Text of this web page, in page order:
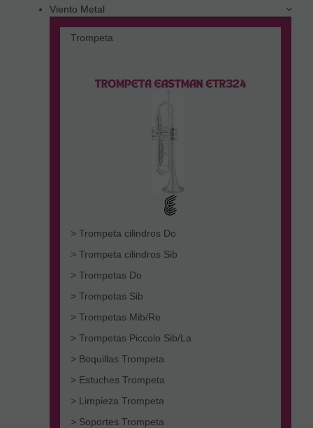
Viento Metal
Trompeta
> Trompeta cilindros Do
> Trompeta cilindros Sib
> Trompetas Do
> Trompetas Sib
> Trompetas Mib/Re
> Trompetas Piccolo Sib/La
> Boquillas Trompeta
> Estuches Trompeta
> Limpieza Trompeta
> Soportes Trompeta